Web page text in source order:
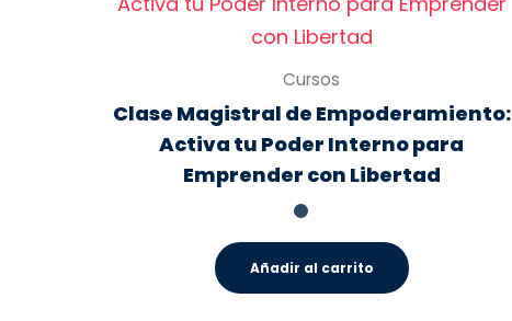
Cursos
Clase Magistral de Empoderamiento:
Activa tu Poder Interno para
Emprender con Libertad
Añadir al carrito